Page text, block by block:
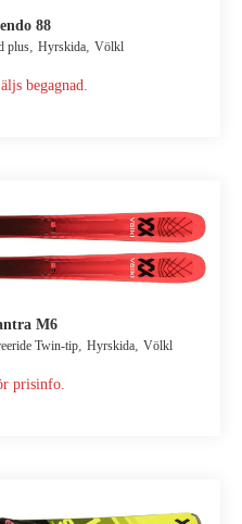
88
plus Hyrskida Völkl
begagnad.
M6
Twin-tip, Hyrskida, Völkl
prisinfo.